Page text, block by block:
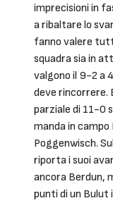
imprecisioni in
a ribaltare lo
fanno valere
squadra sia in
valgono il 9-2 a
deve rincorrere.
parziale di 11-0
manda in
Poggenwisch.
riporta i suoi
ancora Berdun,
punti di un Bulut